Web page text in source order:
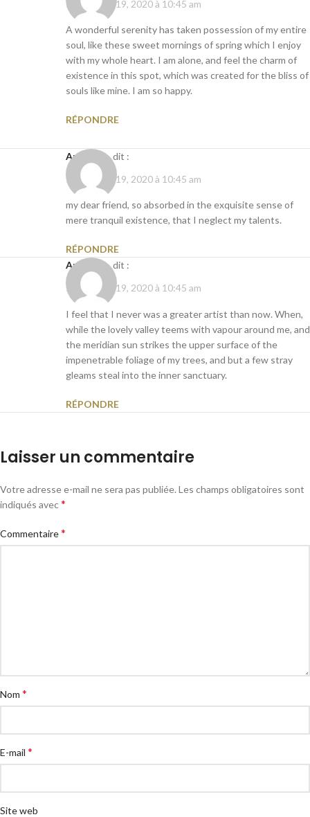
septembre 19, 2020 à 10:45 am
A wonderful serenity has taken possession of my entire
soul, like these sweet mornings of spring which I enjoy
with my whole heart. I am alone, and feel the charm of
existence in this spot, which was created for the bliss of
souls like mine. I am so happy.
RÉPONDRE
Anonyme dit :
septembre 19, 2020 à 10:45 am
my dear friend, so absorbed in the exquisite sense of
mere tranquil existence, that I neglect my talents.
RÉPONDRE
Anonyme dit :
septembre 19, 2020 à 10:45 am
I feel that I never was a greater artist than now. When,
while the lovely valley teems with vapour around me, and
the meridian sun strikes the upper surface of the
impenetrable foliage of my trees, and but a few stray
gleams steal into the inner sanctuary.
RÉPONDRE
Laisser un commentaire
Votre adresse e-mail ne sera pas publiée. Les champs obligatoires sont
indiqués avec*
Commentaire*
Nom *
E-mail *
Site web